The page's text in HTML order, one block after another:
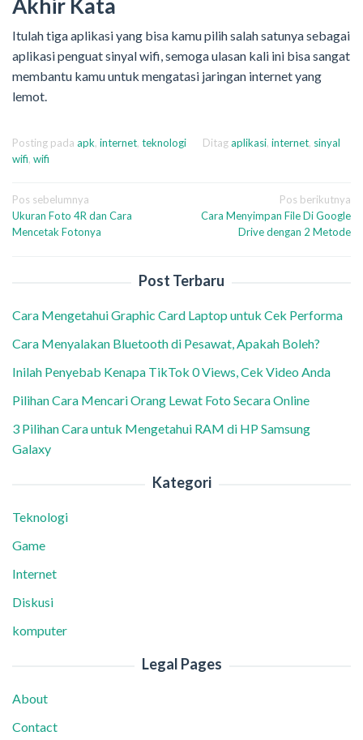
Akhir Kata
Itulah tiga aplikasi yang bisa kamu pilih salah satunya sebagai
aplikasi penguat sinyal wifi, semoga ulasan kali ini bisa sangat
membantu kamu untuk mengatasi jaringan internet yang
lemot.
Posting pada apk, internet, teknologi Ditagaplikasi, internet, sinyal
wifi, wifi
Navigasi
pos
Pos sebelumnya
Ukuran Foto 4R dan Cara
Mencetak Fotonya
Pos berikutnya
Cara Menyimpan File Di Google
Drive dengan 2 Metode
Post Terbaru
Cara Mengetahui Graphic Card Laptop untuk Cek Performa
Cara Menyalakan Bluetooth di Pesawat, Apakah Boleh?
Inilah Penyebab Kenapa TikTok 0 Views, Cek Video Anda
Pilihan Cara Mencari Orang Lewat Foto Secara Online
3 Pilihan Cara untuk Mengetahui RAM di HP Samsung
Galaxy
Kategori
Teknologi
Game
Internet
Diskusi
komputer
Legal Pages
About
Contact